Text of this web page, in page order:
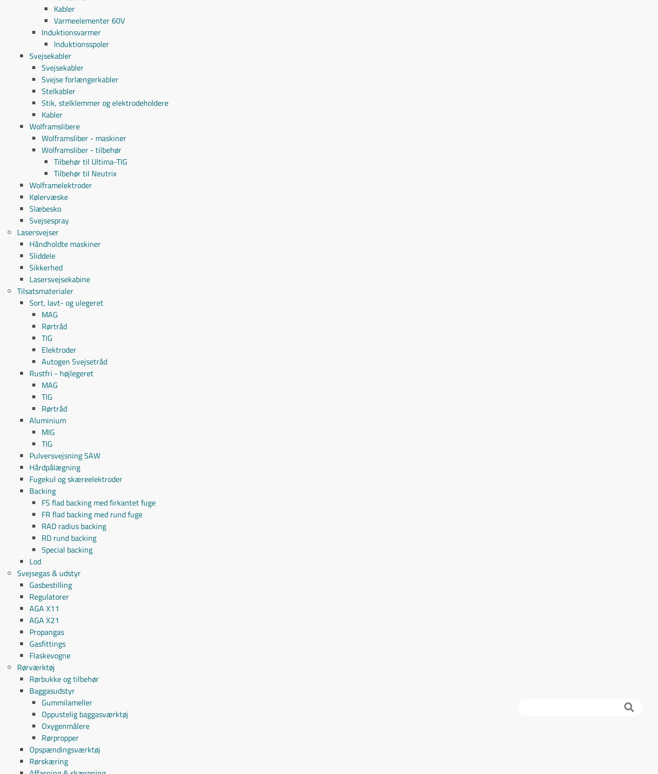
Kabler
Varmeelementer 60V
Induktionsvarmer
Induktionsspoler
Svejsekabler
Svejsekabler
Svejse forlængerkabler
Stelkabler
Stik, stelklemmer og elektrodeholdere
Kabler
Wolframslibere
Wolframsliber - maskiner
Wolframsliber - tilbehør
Tilbehør til Ultima-TIG
Tilbehør til Neutrix
Wolframelektroder
Kølervæske
Slæbesko
Svejsespray
Lasersvejser
Håndholdte maskiner
Sliddele
Sikkerhed
Lasersvejsekabine
Tilsatsmaterialer
Sort, lavt- og ulegeret
MAG
Rørtråd
TIG
Elektroder
Autogen Svejsetråd
Rustfri - højlegeret
MAG
TIG
Rørtråd
Aluminium
MIG
TIG
Pulversvejsning SAW
Hårdpålægning
Fugekul og skæreelektroder
Backing
FS flad backing med firkantet fuge
FR flad backing med rund fuge
RAD radius backing
RD rund backing
Special backing
Lod
Svejsegas & udstyr
Gasbestilling
Regulatorer
AGA X11
AGA X21
Propangas
Gasfittings
Flaskevogne
Rørværktøj
Rørbukke og tilbehør
Baggasudstyr
Gummilameller
Oppustelig baggasværktøj
Oxygenmålere
Rørpropper
Opspændingsværktøj
Rørskæring